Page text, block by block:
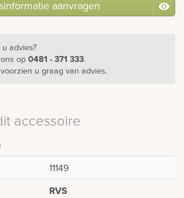
aanvragen
advies?
op0481 - 371 333.
u graag van advies.
accessoire
11149
RVS